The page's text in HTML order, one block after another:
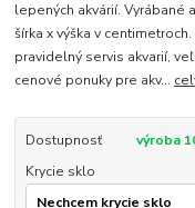
lepených akvárií. Vyrábané
šírka x výška v
pravidelný servis akvarií,
cenové ponuky pre akv...
Dostupnosť
výroba
Krycie sklo